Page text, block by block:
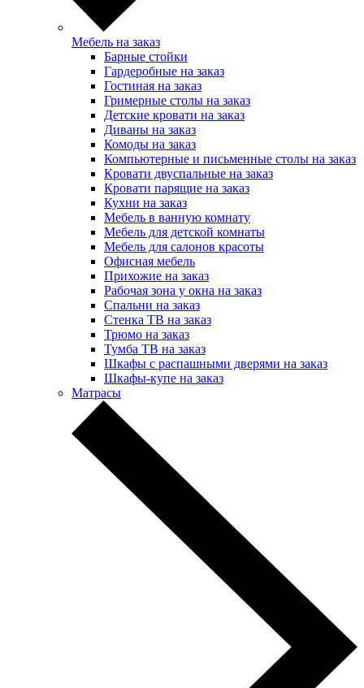
Мебель на заказ
Барные стойки
Гардеробные на заказ
Гостиная на заказ
Гримерные столы на заказ
Детские кровати на заказ
Диваны на заказ
Комоды на заказ
Компьютерные и письменные столы на заказ
Кровати двуспальные на заказ
Кровати парящие на заказ
Кухни на заказ
Мебель в ванную комнату
Мебель для детской комнаты
Мебель для салонов красоты
Офисная мебель
Прихожие на заказ
Рабочая зона у окна на заказ
Спальни на заказ
Стенка ТВ на заказ
Трюмо на заказ
Тумба ТВ на заказ
Шкафы с распашными дверями на заказ
Шкафы-купе на заказ
Матрасы